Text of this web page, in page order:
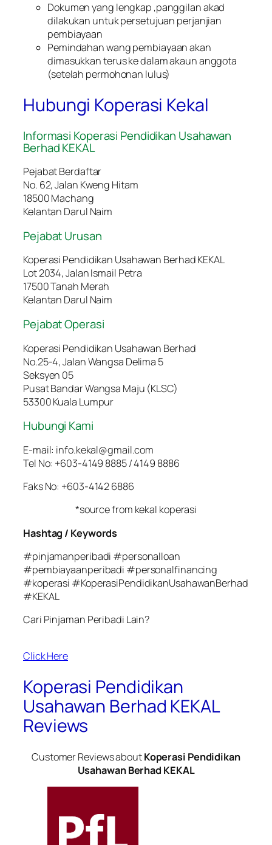
Dokumen yang lengkap ,panggilan akad
dilakukan untuk persetujuan perjanjian
pembiayaan
Pemindahan wang pembiayaan akan
dimasukkan terus ke dalam akaun anggota
(setelah permohonan lulus)
Hubungi Koperasi Kekal
Informasi Koperasi Pendidikan Usahawan
Berhad KEKAL
Pejabat Berdaftar
No. 62, Jalan Kweng Hitam
18500 Machang
Kelantan Darul Naim
Pejabat Urusan
Koperasi Pendidikan Usahawan Berhad KEKAL
Lot 2034, Jalan Ismail Petra
17500 Tanah Merah
Kelantan Darul Naim
Pejabat Operasi
Koperasi Pendidikan Usahawan Berhad
No.25-4, Jalan Wangsa Delima 5
Seksyen 05
Pusat Bandar Wangsa Maju (KLSC)
53300 Kuala Lumpur
Hubungi Kami
E-mail: info.kekal@gmail.com
Tel No: +603-4149 8885 / 4149 8886
Faks No: +603-4142 6886
*source from kekal koperasi
Hashtag / Keywords
#pinjamanperibadi #personalloan
#pembiayaanperibadi #personalfinancing
#koperasi #KoperasiPendidikanUsahawanBerhad
#KEKAL
Cari Pinjaman Peribadi Lain?
Click Here
Koperasi Pendidikan
Usahawan Berhad KEKAL
Reviews
Customer Reviews aboutKoperasi Pendidikan
Usahawan Berhad KEKAL